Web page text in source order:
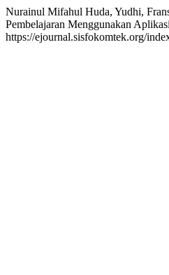
Nurainul Mifahul Huda, Yudhi,
Pembelajaran Menggunakan
https://ejournal.sisfokomtek.org/